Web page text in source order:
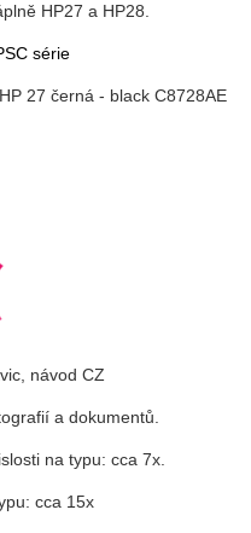
HP27 a HP28.
série
27 černá - black C8728AE
návod CZ
a dokumentů.
na typu: cca 7x.
cca 15x